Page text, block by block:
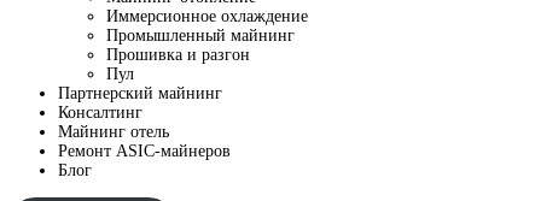
Иммерсионное охлаждение
Промышленный майнинг
Прошивка и разгон
Пул
Партнерский майнинг
Консалтинг
Майнинг отель
Ремонт ASIC-майнеров
Блог